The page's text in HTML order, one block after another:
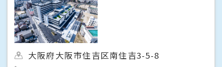
大阪府大阪市住吉区南住吉3-5-8